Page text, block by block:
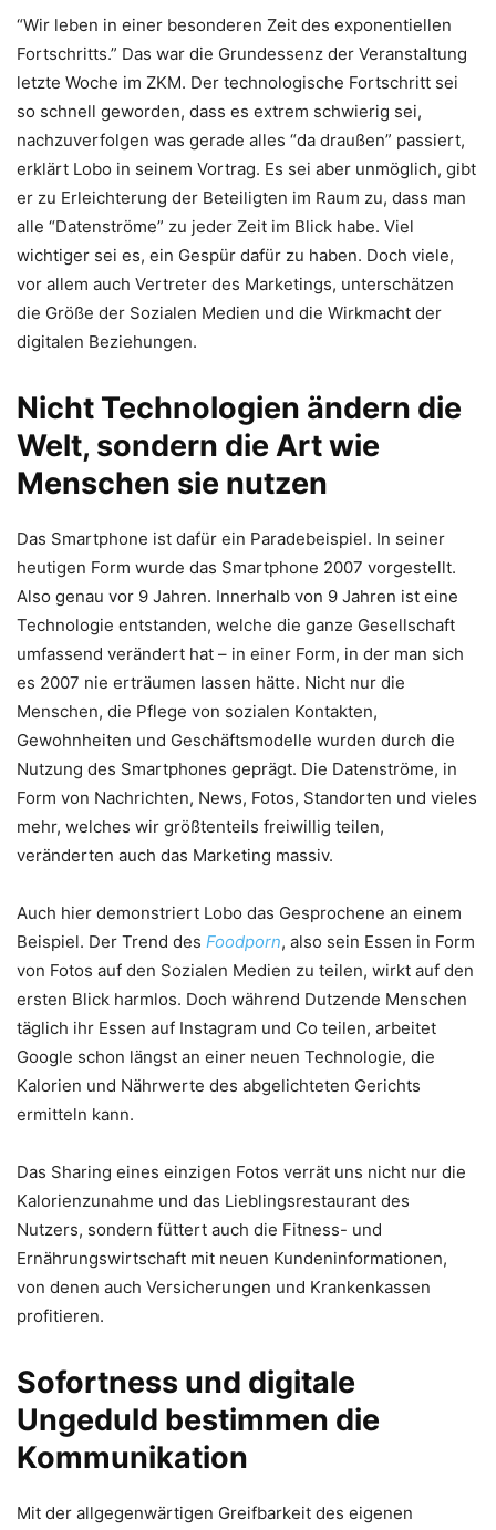
“Wir leben in einer besonderen Zeit des exponentiellen
Fortschritts.” Das war die Grundessenz der Veranstaltung
letzte Woche im ZKM. Der technologische Fortschritt sei
so schnell geworden, dass es extrem schwierig sei,
nachzuverfolgen was gerade alles “da draußen” passiert,
erklärt Lobo in seinem Vortrag. Es sei aber unmöglich, gibt
er zu Erleichterung der Beteiligten im Raum zu, dass man
alle “Datenströme” zu jeder Zeit im Blick habe. Viel
wichtiger sei es, ein Gespür dafür zu haben. Doch viele,
vor allem auch Vertreter des Marketings, unterschätzen
die Größe der Sozialen Medien und die Wirkmacht der
digitalen Beziehungen.
Nicht Technologien ändern die
Welt, sondern die Art wie
Menschen sie nutzen
Das Smartphone ist dafür ein Paradebeispiel. In seiner
heutigen Form wurde das Smartphone 2007 vorgestellt.
Also genau vor 9 Jahren. Innerhalb von 9 Jahren ist eine
Technologie entstanden, welche die ganze Gesellschaft
umfassend verändert hat – in einer Form, in der man sich
es 2007 nie erträumen lassen hätte. Nicht nur die
Menschen, die Pflege von sozialen Kontakten,
Gewohnheiten und Geschäftsmodelle wurden durch die
Nutzung des Smartphones geprägt. Die Datenströme, in
Form von Nachrichten, News, Fotos, Standorten und vieles
mehr, welches wir größtenteils freiwillig teilen,
veränderten auch das Marketing massiv.
Auch hier demonstriert Lobo das Gesprochene an einem
Beispiel. Der Trend des Foodporn, also sein Essen in Form
von Fotos auf den Sozialen Medien zu teilen, wirkt auf den
ersten Blick harmlos. Doch während Dutzende Menschen
täglich ihr Essen auf Instagram und Co teilen, arbeitet
Google schon längst an einer neuen Technologie, die
Kalorien und Nährwerte des abgelichteten Gerichts
ermitteln kann.
Das Sharing eines einzigen Fotos verrät uns nicht nur die
Kalorienzunahme und das Lieblingsrestaurant des
Nutzers, sondern füttert auch die Fitness- und
Ernährungswirtschaft mit neuen Kundeninformationen,
von denen auch Versicherungen und Krankenkassen
profitieren.
Sofortness und digitale
Ungeduld bestimmen die
Kommunikation
Mit der allgegenwärtigen Greifbarkeit des eigenen